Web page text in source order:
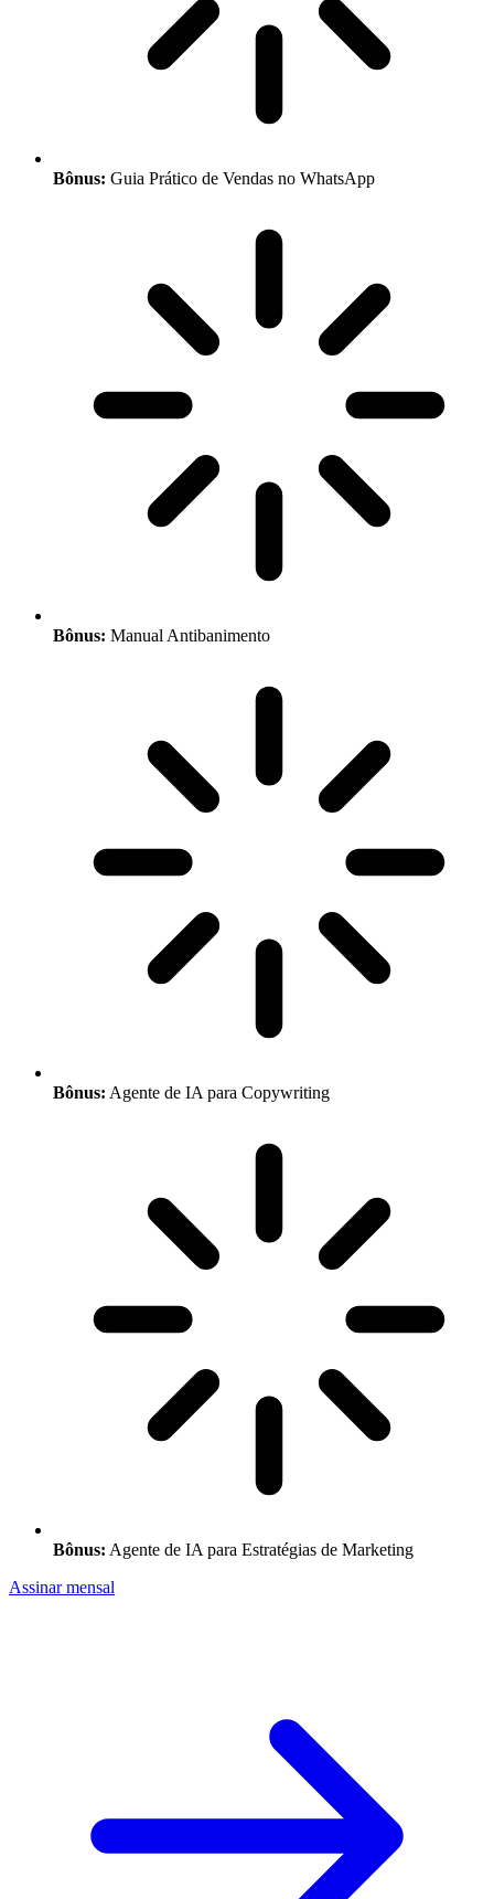
Bônus: Guia Prático de Vendas no WhatsApp
Bônus: Manual Antibanimento
Bônus: Agente de IA para Copywriting
Bônus: Agente de IA para Estratégias de Marketing
Assinarmensal